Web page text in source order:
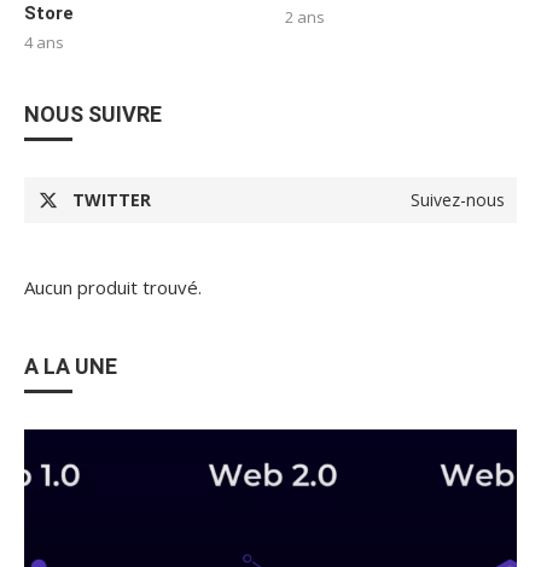
Store
4 ans
2 ans
NOUS SUIVRE
TWITTER Suivez-nous
Aucun produit trouvé.
A LA UNE